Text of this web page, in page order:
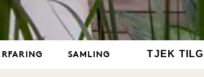
SAMLING TJEK